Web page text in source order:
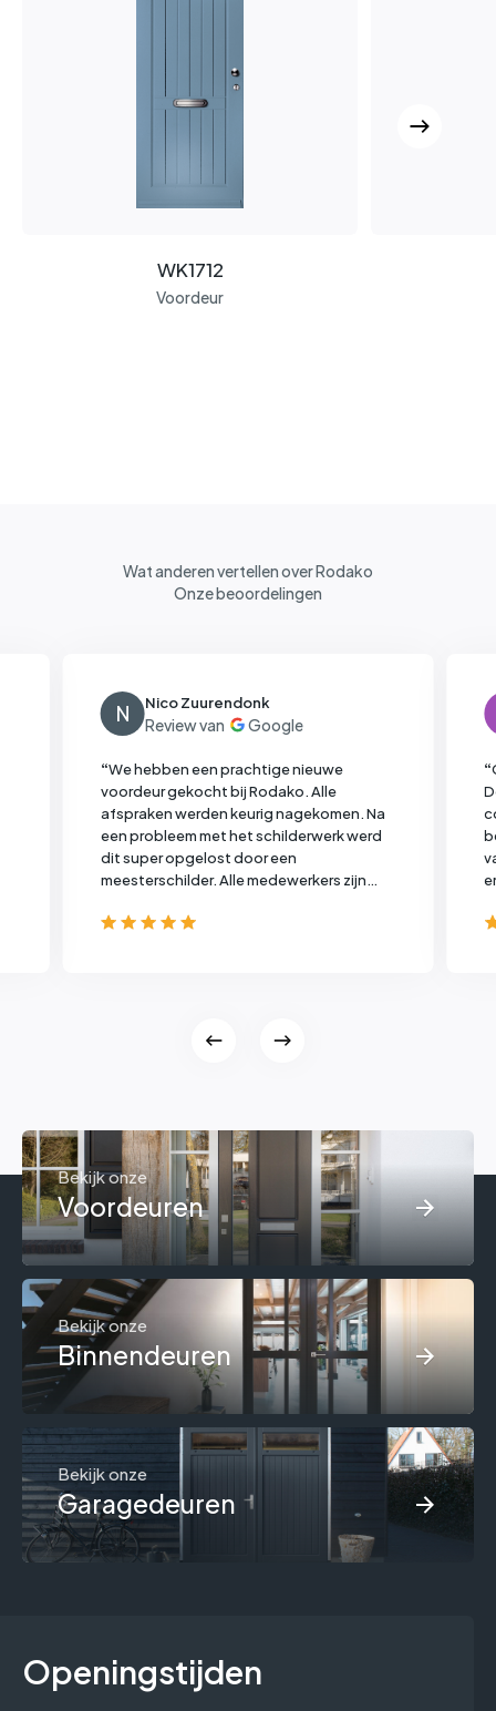
WK1712
Voordeur
Wat anderen vertellen over Rodako
Onze beoordelingen
Nico Zuurendonk
N
“We hebben een prachtige nieuwe
voordeur gekocht bij Rodako. Alle
afspraken werden keurig nagekomen. Na
een probleem met het schilderwerk werd
dit super opgelost door een
meesterschilder. Alle medewerkers zijn
Al met al een goeie service en prettig om
“
Bekijk onze
Voordeuren
Bekijk onze
Binnendeuren
Bekijk onze
Garagedeuren
Openingstijden